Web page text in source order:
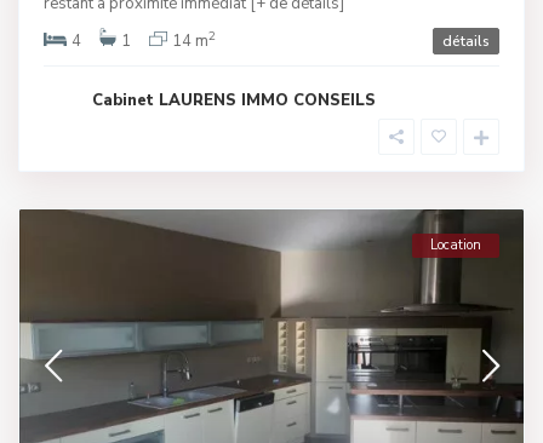
4
1 14 m2 détails
Cabinet LAURENS IMMO CONSEILS
Location